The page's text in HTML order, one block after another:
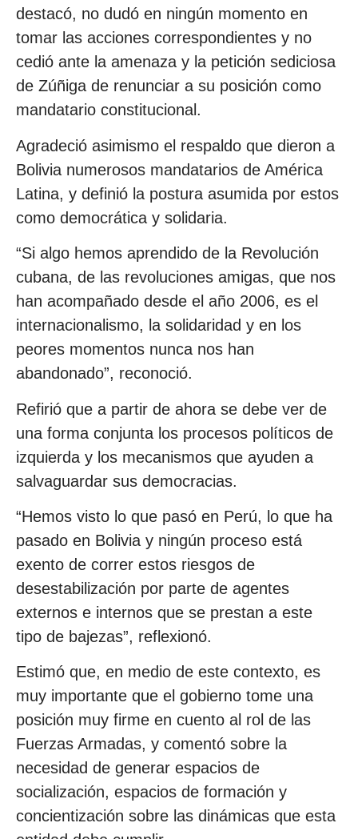
destacó, no dudó en ningún momento en
tomar las acciones correspondientes y no
cedió ante la amenaza y la petición sediciosa
de Zúñiga de renunciar a su posición como
mandatario constitucional.
Agradeció asimismo el respaldo que dieron a
Bolivia numerosos mandatarios de América
Latina, y definió la postura asumida por estos
como democrática y solidaria.
“Si algo hemos aprendido de la Revolución
cubana, de las revoluciones amigas, que nos
han acompañado desde el año 2006, es el
internacionalismo, la solidaridad y en los
peores momentos nunca nos han
abandonado”, reconoció.
Refirió que a partir de ahora se debe ver de
una forma conjunta los procesos políticos de
izquierda y los mecanismos que ayuden a
salvaguardar sus democracias.
“Hemos visto lo que pasó en Perú, lo que ha
pasado en Bolivia y ningún proceso está
exento de correr estos riesgos de
desestabilización por parte de agentes
externos e internos que se prestan a este
tipo de bajezas”, reflexionó.
Estimó que, en medio de este contexto, es
muy importante que el gobierno tome una
posición muy firme en cuento al rol de las
Fuerzas Armadas, y comentó sobre la
necesidad de generar espacios de
socialización, espacios de formación y
concientización sobre las dinámicas que esta